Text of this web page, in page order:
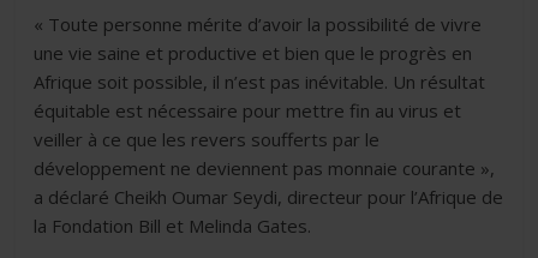
« Toute personne mérite d’avoir la possibilité de vivre
une vie saine et productive et bien que le progrès en
Afrique soit possible, il n’est pas inévitable. Un résultat
équitable est nécessaire pour mettre fin au virus et
veiller à ce que les revers soufferts par le
développement ne deviennent pas monnaie courante »,
a déclaré Cheikh Oumar Seydi, directeur pour l’Afrique de
la Fondation Bill et Melinda Gates.